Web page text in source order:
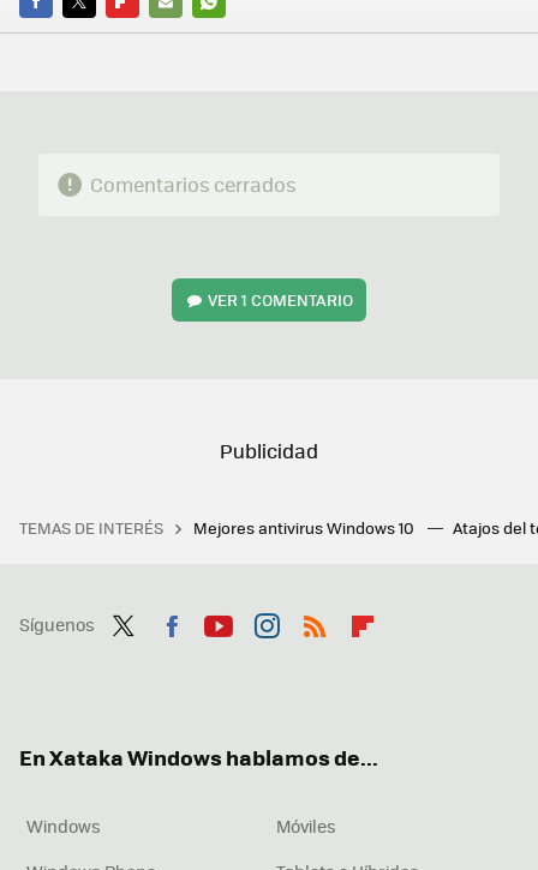
FACEBOOK
TWITTERFLIPBOARD
E-
WHATSAPP
Comentarios cerrados
VER1 COMENTARIO
TEMAS DE INTERÉS Mejores antivirus Windows 10 Atajos del
Síguenos
En Xataka Windows hablamos de...
Windows
Móviles